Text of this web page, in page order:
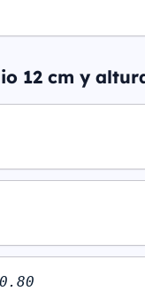
12 cm y